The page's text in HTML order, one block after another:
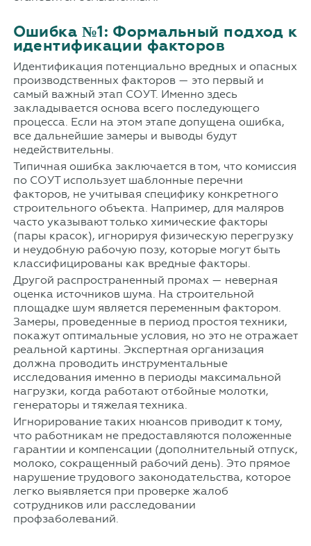
Ошибка №1: Формальный подход к
идентификации факторов
Идентификация потенциально вредных и опасных
производственных факторов — это первый и
самый важный этап СОУТ. Именно здесь
закладывается основа всего последующего
процесса. Если на этом этапе допущена ошибка,
все дальнейшие замеры и выводы будут
недействительны.
Типичная ошибка заключается в том, что комиссия
по СОУТ использует шаблонные перечни
факторов, не учитывая специфику конкретного
строительного объекта. Например, для маляров
часто указывают только химические факторы
(пары красок), игнорируя физическую перегрузку
и неудобную рабочую позу, которые могут быть
классифицированы как вредные факторы.
Другой распространенный промах — неверная
оценка источников шума. На строительной
площадке шум является переменным фактором.
Замеры, проведенные в период простоя техники,
покажут оптимальные условия, но это не отражает
реальной картины. Экспертная организация
должна проводить инструментальные
исследования именно в периоды максимальной
нагрузки, когда работают отбойные молотки,
генераторы и тяжелая техника.
Игнорирование таких нюансов приводит к тому,
что работникам не предоставляются положенные
гарантии и компенсации (дополнительный отпуск,
молоко, сокращенный рабочий день). Это прямое
нарушение трудового законодательства, которое
легко выявляется при проверке жалоб
сотрудников или расследовании
профзаболеваний.